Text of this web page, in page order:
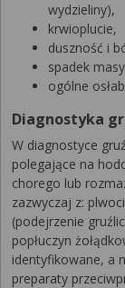
wydzieliny),
krwioplucie,
duszność i
spadek
ogólne
Diagnostyka
W diagnostyce
polegające na
chorego lub
zazwyczaj z:
(podejrzenie
popłuczyn
identyfikowane, a
preparaty